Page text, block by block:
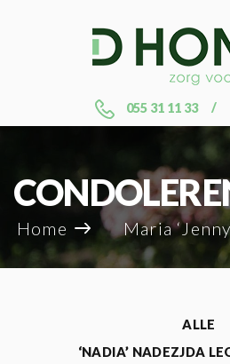
055 31 11 33
Home Maria ‘Jenny’
ALLE
‘NADIA’ NADEZJDA